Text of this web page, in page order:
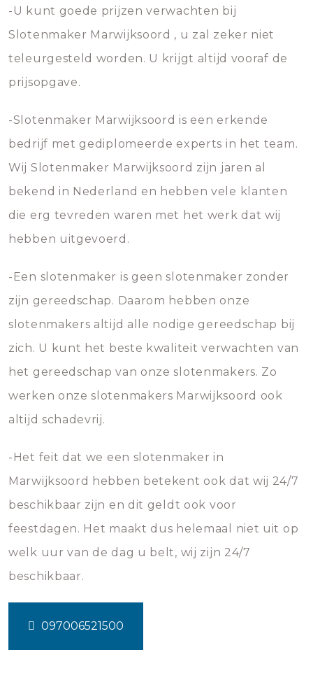
-U kunt goede prijzen verwachten bij
Slotenmaker Marwijksoord , u zal zeker niet
teleurgesteld worden. U krijgt altijd vooraf de
prijsopgave.
-Slotenmaker Marwijksoord is een erkende
bedrijf met gediplomeerde experts in het team.
Wij Slotenmaker Marwijksoord zijn jaren al
bekend in Nederland en hebben vele klanten
die erg tevreden waren met het werk dat wij
hebben uitgevoerd.
-Een slotenmaker is geen slotenmaker zonder
zijn gereedschap. Daarom hebben onze
slotenmakers altijd alle nodige gereedschap bij
zich. U kunt het beste kwaliteit verwachten van
het gereedschap van onze slotenmakers. Zo
werken onze slotenmakers Marwijksoord ook
altijd schadevrij.
-Het feit dat we een slotenmaker in
Marwijksoord hebben betekent ook dat wij 24/7
beschikbaar zijn en dit geldt ook voor
feestdagen. Het maakt dus helemaal niet uit op
welk uur van de dag u belt, wij zijn 24/7
beschikbaar.
097006521500